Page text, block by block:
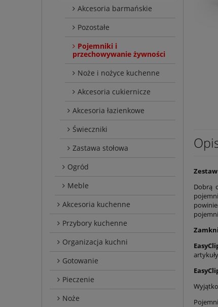
Akcesoria barmańskie
Pozostałe
Pojemniki i
przechowywanie żywności
Noże i nożyce kuchenne
Akcesoria cukiernicze
Akcesoria łazienkowe
Świeczniki
Zastawa stołowa
Ogród
Meble
Akcesoria kuchenne
Przybory kuchenne
Organizacja kuchni
Gotowanie
Pieczenie
Noże
Dobrą